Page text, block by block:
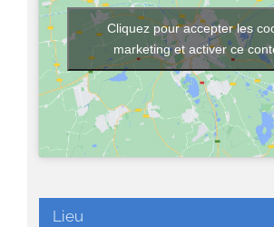
Lieu
Cliquez pour accepter les
marketing et activer ce